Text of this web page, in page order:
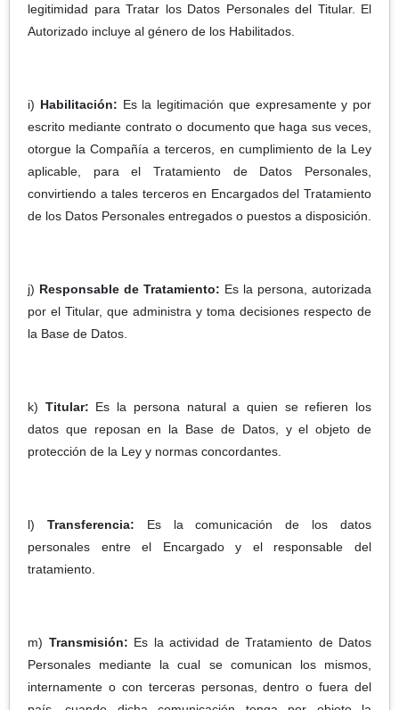
legitimidad para Tratar los Datos Personales del Titular. El
Autorizado incluye al género de los Habilitados.
i) Habilitación: Es la legitimación que expresamente y por
escrito mediante contrato o documento que haga sus veces,
otorgue la Compañía a terceros, en cumplimiento de la Ley
aplicable, para el Tratamiento de Datos Personales,
convirtiendo a tales terceros en Encargados del Tratamiento
de los Datos Personales entregados o puestos a disposición.
j) Responsable de Tratamiento: Es la persona, autorizada
por el Titular, que administra y toma decisiones respecto de
la Base de Datos.
k) Titular: Es la persona natural a quien se refieren los
datos que reposan en la Base de Datos, y el objeto de
protección de la Ley y normas concordantes.
l) Transferencia: Es la comunicación de los datos
personales entre el Encargado y el responsable del
tratamiento.
m) Transmisión: Es la actividad de Tratamiento de Datos
Personales mediante la cual se comunican los mismos,
internamente o con terceras personas, dentro o fuera del